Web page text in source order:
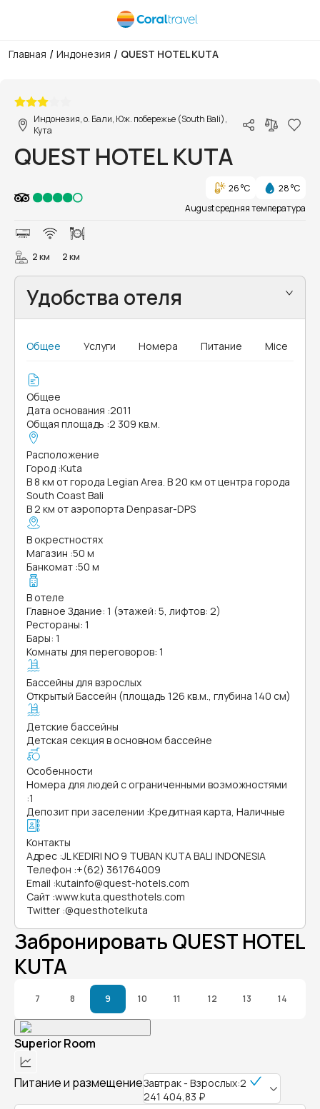
Главная / Индонезия / QUEST HOTEL KUTA
Индонезия, о. Бали, Юж. побережье (South Bali),
Кута
QUEST HOTEL KUTA
26 °C
28 °C
August средняя температура
2 км 2 км
Удобства отеля
Общее Услуги Номера Питание Mice
Общее
Дата основания :2011
Общая площадь :2 309 кв.м.
Расположение
Город :Kuta
В 8 км от города Legian Area. В 20 км от центра города
South Coast Bali
В 2 км от аэропорта Denpasar-DPS
В окрестностях
Магазин :50 м
Банкомат :50 м
В отеле
Главное Здание: 1 (этажей: 5, лифтов: 2)
Рестораны: 1
Бары: 1
Комнаты для переговоров: 1
Бассейны для взрослых
Открытый Бассейн (площадь 126 кв.м., глубина 140 см)
Детские бассейны
Детская секция в основном бассейне
Особенности
Номера для людей с ограниченными возможностями
:1
Депозит при заселении :Кредитная карта, Наличные
Контакты
Адрес :JL KEDIRI NO 9 TUBAN KUTA BALI INDONESIA
Телефон :+(62) 361764009
Email :kutainfo@quest-hotels.com
Сайт :www.kuta.questhotels.com
Twitter :@questhotelkuta
Забронировать QUEST HOTEL
KUTA
7 8 9 10 11 12 13 14
Superior Room
Питание и размещениеЗавтрак - Взрослых:2
241 404,83 ₽